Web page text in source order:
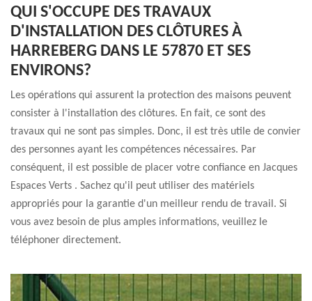
QUI S'OCCUPE DES TRAVAUX
D'INSTALLATION DES CLÔTURES À
HARREBERG DANS LE 57870 ET SES
ENVIRONS?
Les opérations qui assurent la protection des maisons peuvent
consister à l'installation des clôtures. En fait, ce sont des
travaux qui ne sont pas simples. Donc, il est très utile de convier
des personnes ayant les compétences nécessaires. Par
conséquent, il est possible de placer votre confiance en Jacques
Espaces Verts . Sachez qu'il peut utiliser des matériels
appropriés pour la garantie d'un meilleur rendu de travail. Si
vous avez besoin de plus amples informations, veuillez le
téléphoner directement.